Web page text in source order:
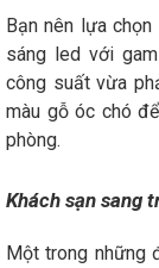
Bạn nên lựa chọn
sáng led với
công suất vừa
màu gỗ óc chó
phòng.
Khách sạn sang
Một trong những